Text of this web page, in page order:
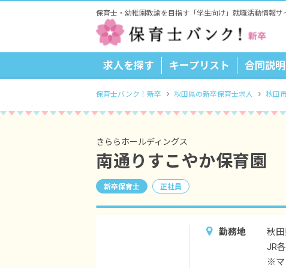
保育士・幼稚園教諭を目指す「学生向け」就職活動情報サ
求人を探す キープリスト 合同説
保育士バンク！新卒 秋田県の新卒保育士求人 秋田
きららホールディングス
南通りすこやか保育園
新卒保育士 正社員
勤務地
秋
JR
※マ